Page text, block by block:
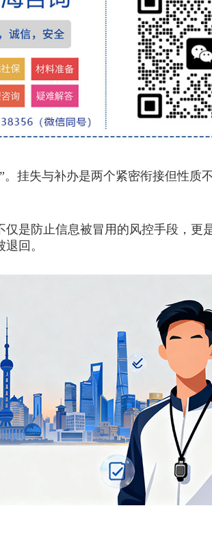
失与补办是两个紧密衔接但性质
防止信息被冒用的风控手段，更
回。